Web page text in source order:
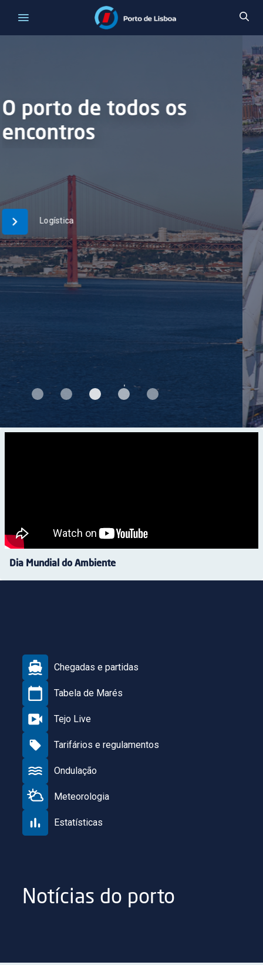
Um porto, duas
margens
Porto-Cidades
Dia Mundial do Ambiente
Chegadas e partidas
Tabela de Marés
Tejo Live
Tarifários e regulamentos
Ondulação
Meteorologia
Estatísticas
Notícias do porto